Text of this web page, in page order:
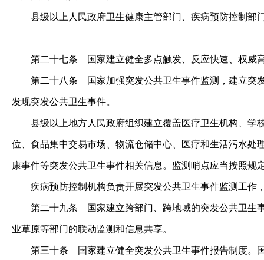
县级以上人民政府卫生健康主管部门、疾病预防控制部
第二十七条 国家建立健全多点触发、反应快速、权威
第二十八条 国家加强突发公共卫生事件监测，建立突
发现突发公共卫生事件。
县级以上地方人民政府组织建立覆盖医疗卫生机构、学
位、食品集中交易市场、物流仓储中心、医疗和生活污水
康事件等突发公共卫生事件相关信息。监测哨点应当按照
疾病预防控制机构负责开展突发公共卫生事件监测工作
第二十九条 国家建立跨部门、跨地域的突发公共卫生
业草原等部门的联动监测和信息共享。
第三十条 国家建立健全突发公共卫生事件报告制度。